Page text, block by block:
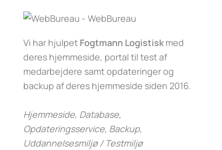
Vi har hjulpet Fogtmann Logistiskmed
deres hjemmeside, portal til test af
medarbejdere samt opdateringer og
backup af deres hjemmeside siden 2016.
Hjemmeside, Database,
Opdateringsservice, Backup,
Uddannelsesmiljø / Testmiljø